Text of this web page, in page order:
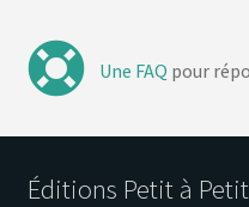
Une FAQ pour
Éditions Petit à Petit